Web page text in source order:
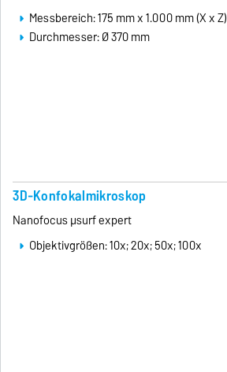
Messbereich: 175 mm x 1.000 mm (X x Z)
Durchmesser: Ø 370 mm
3D-Konfokalmikroskop
Nanofocus μsurf expert
Objektivgrößen: 10x; 20x; 50x; 100x